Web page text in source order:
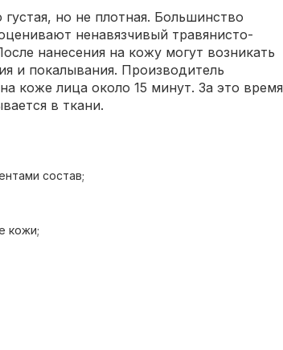
но не плотная. Большинство
ненавязчивый травянисто-
нанесения на кожу могут возникать
и покалывания. Производитель
коже лица около 15 минут. За это время
в ткани.
состав;
кожи;